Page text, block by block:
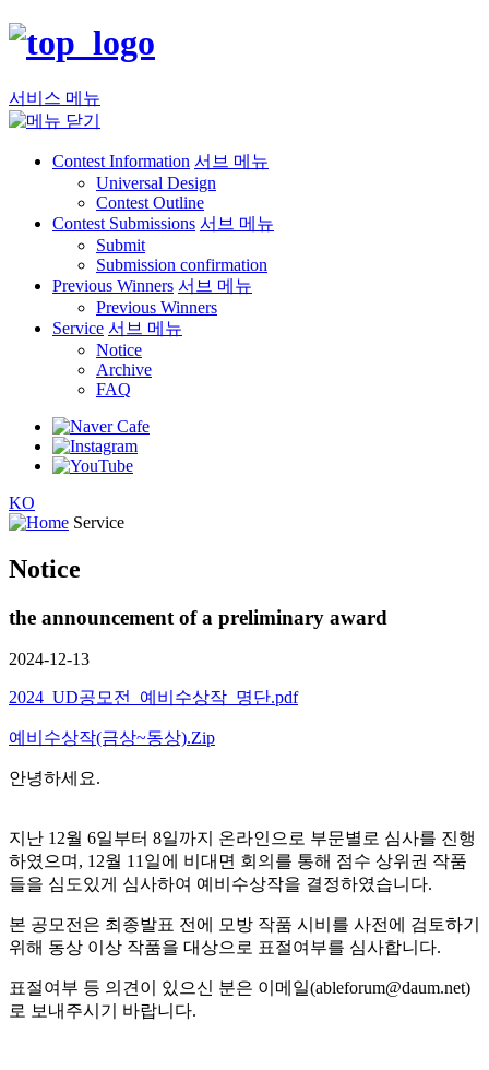
서비스 메뉴
Contest Information 서브 메뉴
Universal Design
Contest Outline
Contest Submissions 서브 메뉴
Submit
Submission confirmation
Previous Winners 서브 메뉴
Previous Winners
Service 서브 메뉴
Notice
Archive
FAQ
KO
Service
Notice
the announcement of a preliminary award
2024-12-13
2024_UD공모전_예비수상작_명단.pdf
예비수상작(금상~동상).Zip
안녕하세요.
지난 12월 6일부터 8일까지 온라인으로 부문별로 심사를 진행
하였으며, 12월 11일에 비대면 회의를 통해 점수 상위권 작품
들을 심도있게 심사하여 예비수상작을 결정하였습니다.
본 공모전은 최종발표 전에 모방 작품 시비를 사전에 검토하기
위해 동상 이상 작품을 대상으로 표절여부를 심사합니다.
표절여부 등 의견이 있으신 분은 이메일(ableforum@daum.net)
로 보내주시기 바랍니다.